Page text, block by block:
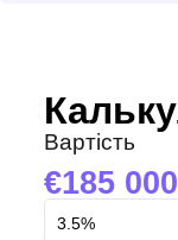
Вартість
185 000